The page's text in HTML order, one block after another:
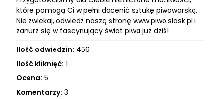
które pomogą Ci w pełni docenić sztukę piwowarską.
Nie zwlekaj, odwiedź naszą stronę www.piwo.slask.pl i
zanurz się w fascynujący świat piwa już dziś!
Ilość odwiedzin: 466
Ilość kliknięć: 1
Ocena: 5
Komentarzy: 3